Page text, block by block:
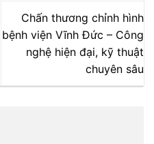
Chấn thương chỉnh hình
bệnh viện Vĩnh Đức – Công
nghệ hiện đại, kỹ thuật
chuyên sâu